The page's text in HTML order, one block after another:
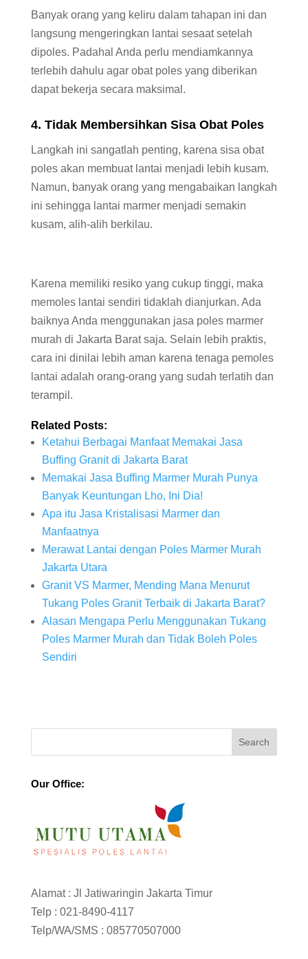
Banyak orang yang keliru dalam tahapan ini dan
langsung mengeringkan lantai sesaat setelah
dipoles. Padahal Anda perlu mendiamkannya
terlebih dahulu agar obat poles yang diberikan
dapat bekerja secara maksimal.
4. Tidak Membersihkan Sisa Obat Poles
Langkah ini sangatlah penting, karena sisa obat
poles akan membuat lantai menjadi lebih kusam.
Namun, banyak orang yang mengabaikan langkah
ini sehingga lantai marmer menjadi semakin
kusam, alih-alih berkilau.
Karena memiliki resiko yang cukup tinggi, maka
memoles lantai sendiri tidaklah dianjurkan. Ada
baiknya Anda menggunakan jasa poles marmer
murah di Jakarta Barat saja. Selain lebih praktis,
cara ini dinilai lebih aman karena tenaga pemoles
lantai adalah orang-orang yang sudah terlatih dan
terampil.
Related Posts:
Ketahui Berbagai Manfaat Memakai Jasa
Buffing Granit di Jakarta Barat
Memakai Jasa Buffing Marmer Murah Punya
Banyak Keuntungan Lho, Ini Dia!
Apa itu Jasa Kristalisasi Marmer dan
Manfaatnya
Merawat Lantai dengan Poles Marmer Murah
Jakarta Utara
Granit VS Marmer, Mending Mana Menurut
Tukang Poles Granit Terbaik di Jakarta Barat?
Alasan Mengapa Perlu Menggunakan Tukang
Poles Marmer Murah dan Tidak Boleh Poles
Sendiri
Our Office:
Alamat : Jl Jatiwaringin Jakarta Timur
Telp : 021-8490-4117
Telp/WA/SMS : 085770507000